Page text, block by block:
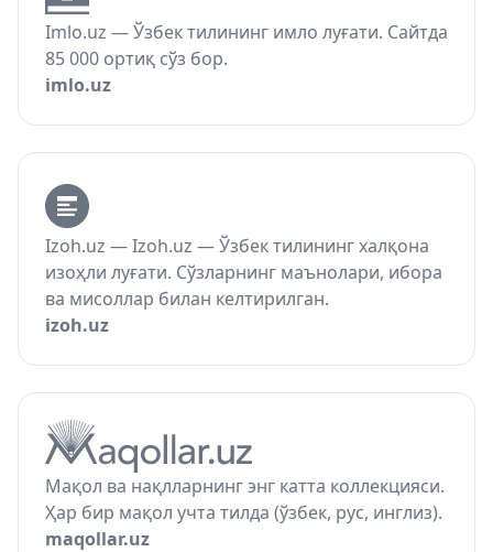
Imlo.uz — Ўзбек тилининг имло луғати. Сайтда
85 000 ортиқ сўз бор.
imlo.uz
Izoh.uz — Izoh.uz — Ўзбек тилининг халқона
изоҳли луғати. Сўзларнинг маънолари, ибора
ва мисоллар билан келтирилган.
izoh.uz
Мақол ва нақлларнинг энг катта коллекцияси.
Ҳар бир мақол учта тилда (ўзбек, рус, инглиз).
maqollar.uz